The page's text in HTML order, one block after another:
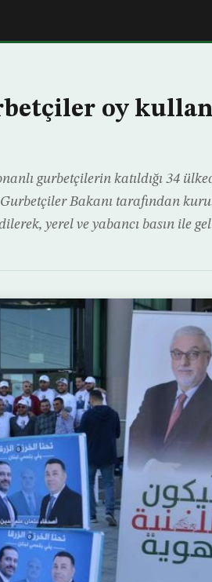
oy
gurbetçilerin katıldığı 34
Bakanı tarafından
yerel ve yabancı basın ile